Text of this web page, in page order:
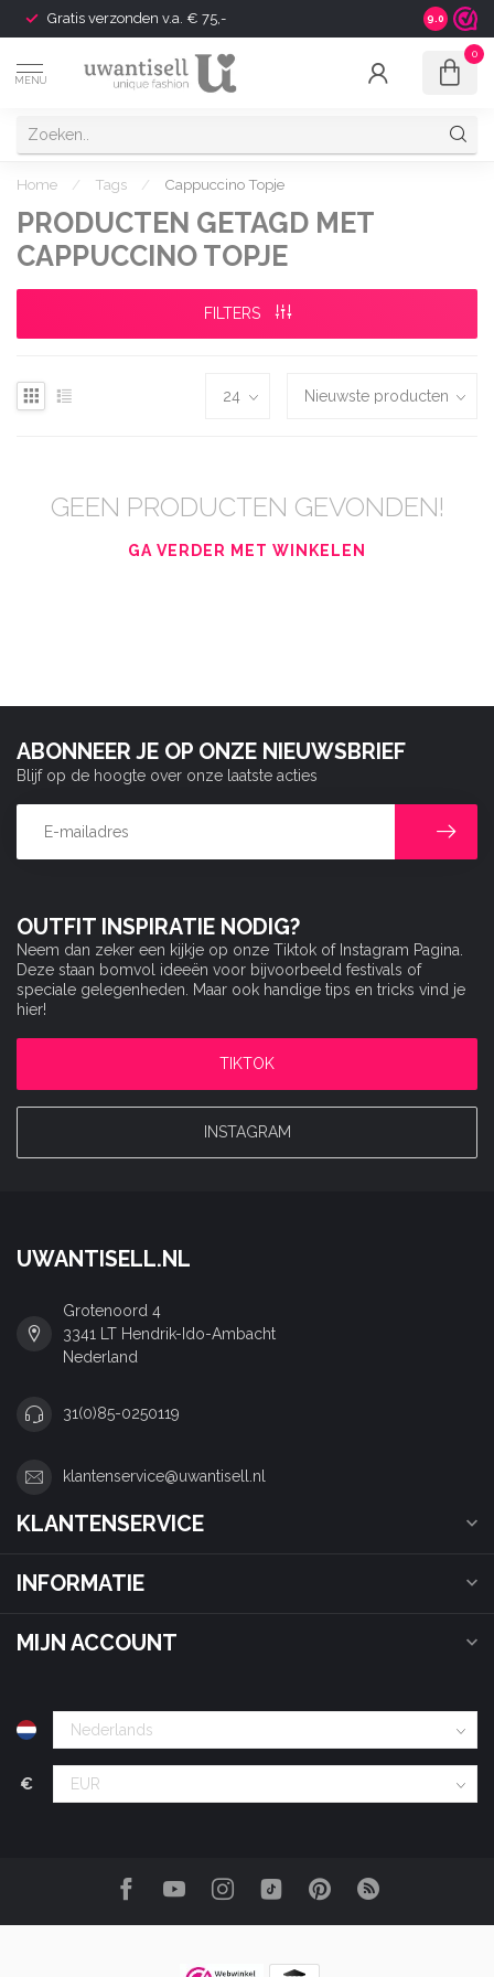
Gratis verzonden v.a. € 75,- Shipping
9.0
MENU
0
Home / Tags / Cappuccino Topje
PRODUCTEN GETAGD MET
CAPPUCCINO TOPJE
FILTERS
GEEN PRODUCTEN GEVONDEN!
GA VERDER MET WINKELEN
OUTFIT INSPIRATIE NODIG?
Neem dan zeker een kijkje op onze Tiktok of Instagram Pagina.
Deze staan bomvol ideeën voor bijvoorbeeld festivals of
speciale gelegenheden. Maar ook handige tips en tricks vind je
hier!
TIKTOK
INSTAGRAM
ABONNEER JE OP ONZE NIEUWSBRIEF
Blijf op de hoogte over onze laatste acties
UWANTISELL.NL
Grotenoord 4
3341 LT Hendrik-Ido-Ambacht
Nederland
31(0)85-0250119
klantenservice@uwantisell.nl
KLANTENSERVICE
INFORMATIE
MIJN ACCOUNT
€